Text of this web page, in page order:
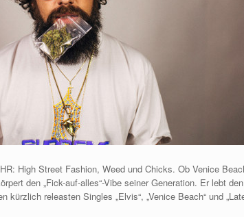
High Street Fashion, Weed und Chicks. Ob Venice
den „Fick-auf-alles“-Vibe seiner Generation. Er lebt
releasten Singles „Elvis“, „Venice Beach“ und